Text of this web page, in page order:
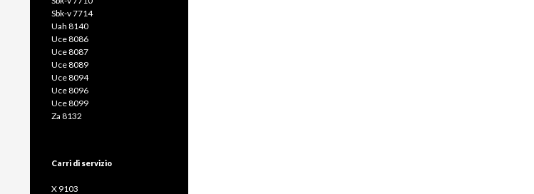
Sbk-v 7714
Uah 8140
Uce 8086
Uce 8087
Uce 8089
Uce 8094
Uce 8096
Uce 8099
Za 8132
Carri di servizio
X 9103